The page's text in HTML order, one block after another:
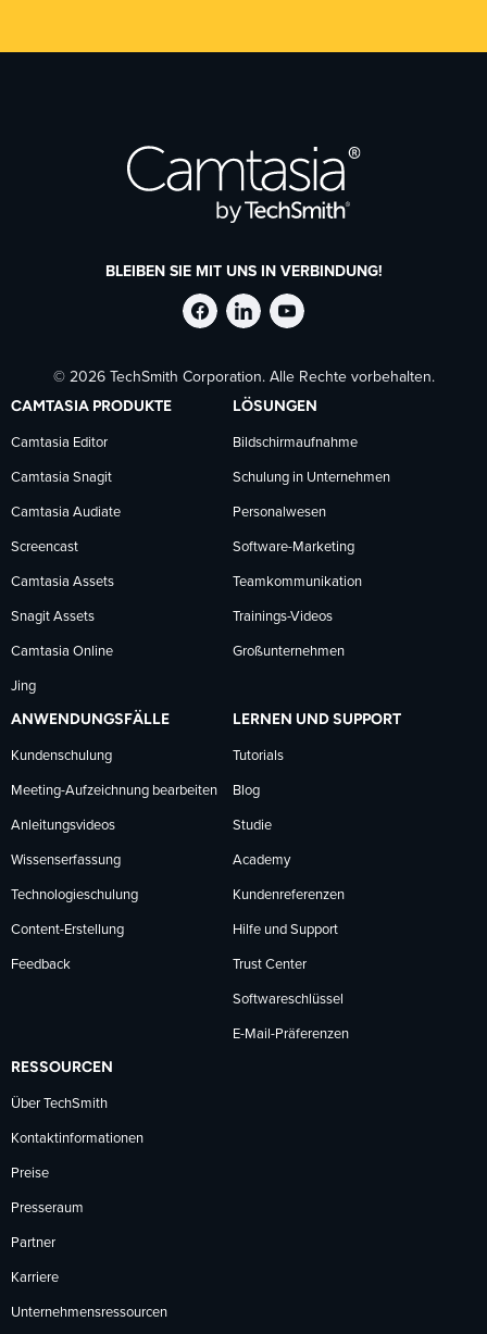
BLEIBEN SIE MIT UNS IN VERBINDUNG!
TechSmith
auf
Facebook
folgen
TechSmith
auf
LinkedIn
folgen
TechSmith
auf
YouTube
folgen
© 2026 TechSmith Corporation. Alle Rechte vorbehalten.
CAMTASIA PRODUKTE
Camtasia Editor
Camtasia Snagit
Camtasia Audiate
Screencast
Camtasia Assets
Snagit Assets
Camtasia Online
Jing
LÖSUNGEN
Bildschirmaufnahme
Schulung in Unternehmen
Personalwesen
Software-Marketing
Teamkommunikation
Trainings-Videos
Großunternehmen
ANWENDUNGSFÄLLE
Kundenschulung
Meeting-Aufzeichnung bearbeiten
Anleitungsvideos
Wissenserfassung
Technologieschulung
Content-Erstellung
Feedback
LERNEN UND SUPPORT
Tutorials
Blog
Studie
Academy
Kundenreferenzen
Hilfe und Support
Trust Center
Softwareschlüssel
E-Mail-Präferenzen
RESSOURCEN
Über TechSmith
Kontaktinformationen
Preise
Presseraum
Partner
Karriere
Unternehmensressourcen